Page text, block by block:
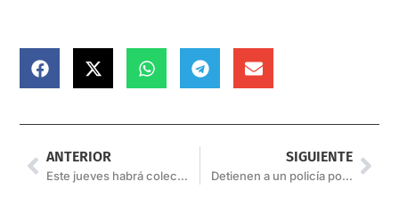
ANTERIOR
Este jueves habrá colecta de sangre en el barrio El Huaico
SIGUIENTE
Detienen a un policía por amenazas con arma de fuego